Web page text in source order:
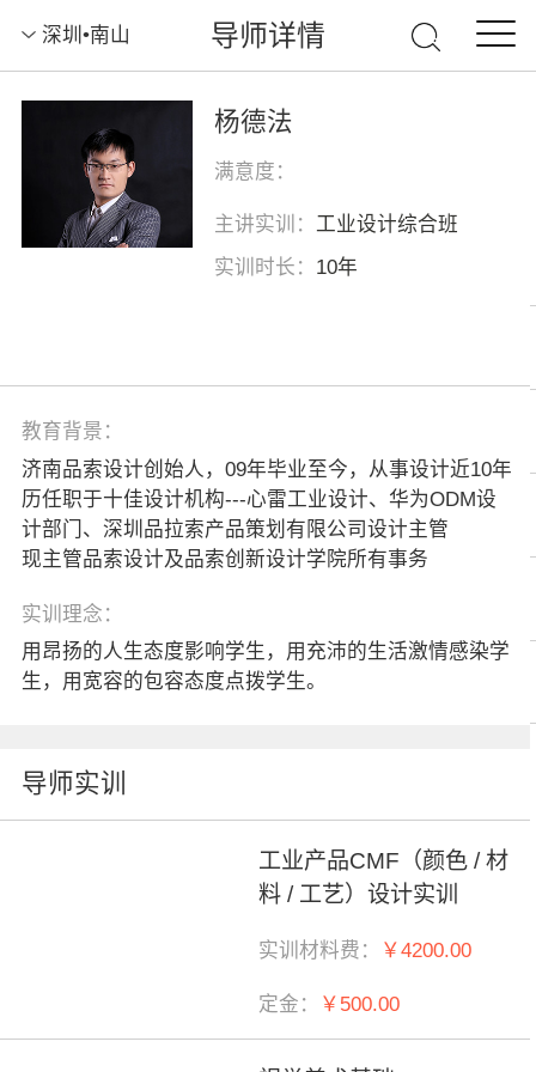
深圳•南山 导师详情
杨德法
满意度：
主讲实训：工业设计综合班
实训时长： 10年
教育背景：
济南品索设计创始人，09年毕业至今，从事设计近10年
历任职于十佳设计机构---心雷工业设计、华为ODM设
计部门、深圳品拉索产品策划有限公司设计主管
现主管品索设计及品索创新设计学院所有事务
实训理念：
用昂扬的人生态度影响学生，用充沛的生活激情感染学
生，用宽容的包容态度点拨学生。
导师实训
工业产品CMF（颜色 / 材
料 / 工艺）设计实训
实训材料费： ￥4200.00
定金： ￥500.00